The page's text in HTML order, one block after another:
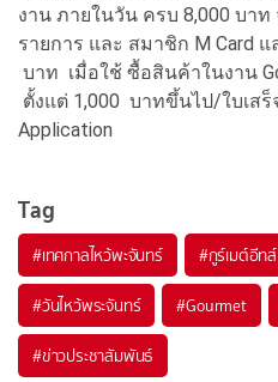
งาน ภายในวัน ครบ 8,000 บา
รายการ และ สมาชิก M Card
บาท เมื่อใช้ ซื้อสินค้าในงาน
ตั้งแต่ 1,000 บาทขึ้นไป/ใบเสร็
Application
Tag
#เทศกาลไหว้พะจันทร์ #กูร์เมต์อีทส์
#วันไหว้พระจันทร์ #Gourmet
#ข่าวประชาสัมพันธ์